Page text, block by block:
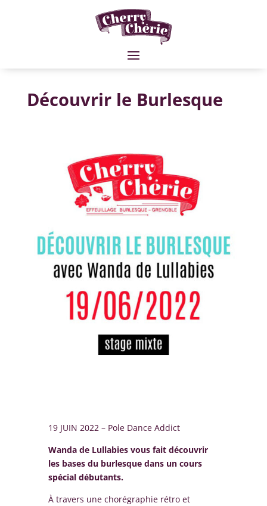
Découvrir le Burlesque
19 JUIN 2022 – Pole Dance Addict
Wanda de Lullabies vous fait découvrir
les bases du burlesque dans un cours
spécial débutants.
À travers une chorégraphie rétro et